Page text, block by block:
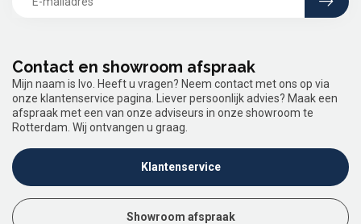
Contact en showroom afspraak
Mijn naam is Ivo. Heeft u vragen? Neem contact met ons op via
onze klantenservice pagina. Liever persoonlijk advies? Maak een
afspraak met een van onze adviseurs in onze showroom te
Rotterdam. Wij ontvangen u graag.
Klantenservice
Showroom afspraak